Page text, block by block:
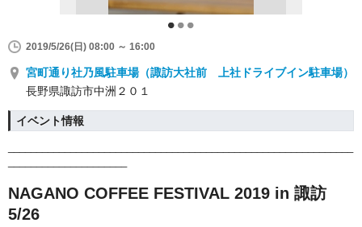
2019/5/26(日) 08:00 ～ 16:00
宮町通り社乃風駐車場（諏訪大社前 上社ドライブイン駐車場）
長野県諏訪市中洲２０１
イベント情報
NAGANO COFFEE FESTIVAL 2019 in 諏訪
5/26